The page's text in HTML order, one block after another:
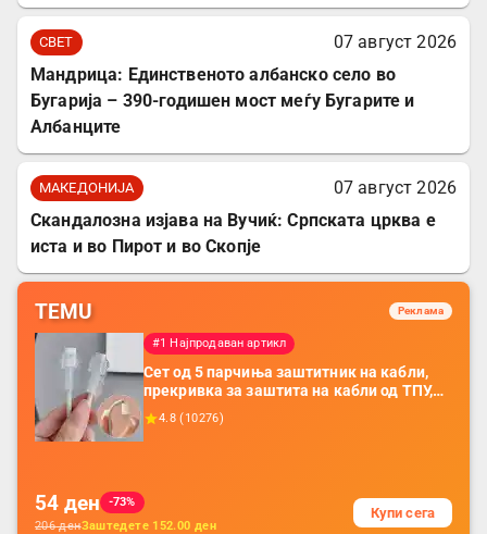
СВЕТ
07 август 2026
Мандрица: Единственото албанско село во
Бугарија – 390-годишен мост меѓу Бугарите и
Албанците
МАКЕДОНИЈА
07 август 2026
Скандалозна изјава на Вучиќ: Српската црква е
иста и во Пирот и во Скопје
TEMU Реклама
#1 Најпродаван артикл
Сет од 5 парчиња заштитник на кабли,
прекривка за заштита на кабли од ТПУ,
додатоци за заштита на кабли, без
батерија, за мобилни телефони, комплет
4.8 (10276)
54 ден
-73%
206денЗаштедете 152.00 ден
Купи сега